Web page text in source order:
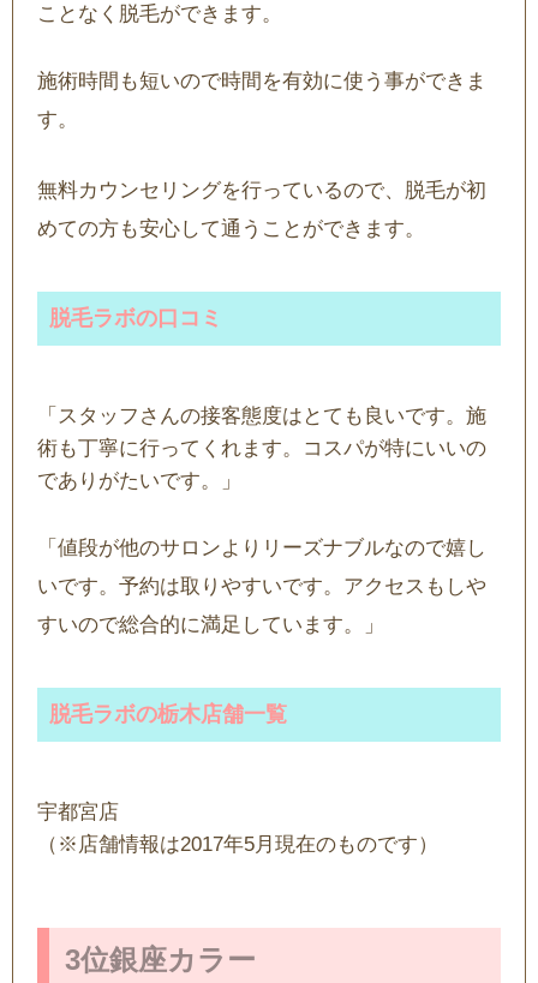
ことなく脱毛ができます。
施術時間も短いので時間を有効に使う事ができま
す。
無料カウンセリングを行っているので、脱毛が初
めての方も安心して通うことができます。
脱毛ラボの口コミ
「スタッフさんの接客態度はとても良いです。施
術も丁寧に行ってくれます。コスパが特にいいの
でありがたいです。」
「値段が他のサロンよりリーズナブルなので嬉し
いです。予約は取りやすいです。アクセスもしや
すいので総合的に満足しています。」
脱毛ラボの栃木店舗一覧
宇都宮店
（※店舗情報は2017年5月現在のものです）
3位銀座カラー